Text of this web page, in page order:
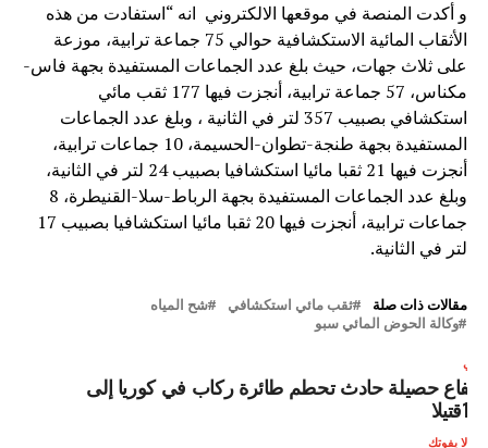
و أكدت المنصة في موقعها الالكتروني انه “استفادت من هذه
الأثقاب المائية الاستكشافية حوالي 75 جماعة ترابية، موزعة
على ثلاث جهات، حيث بلغ عدد الجماعات المستفيدة بجهة فاس-
مكناس، 57 جماعة ترابية، أنجزت فيها 177 ثقب مائي
استكشافي بصبيب 357 لتر في الثانية ، وبلغ عدد الجماعات
المستفيدة بجهة طنجة-تطوان-الحسيمة، 10 جماعات ترابية،
أنجزت فيها 21 ثقبا مائيا استكشافيا بصبيب 24 لتر في الثانية،
وبلغ عدد الجماعات المستفيدة بجهة الرباط-سلا-القنيطرة، 8
جماعات ترابية، أنجزت فيها 20 ثقبا مائيا استكشافيا بصبيب 17
لتر في الثانية.
مقالات ذات صلة ثقب مائي استكشافي
شح المياه
وكالة الحوض المائي سبو
حصيلة حادث تحطم طائرة ركاب في كوريا إلى
لا يفوتك